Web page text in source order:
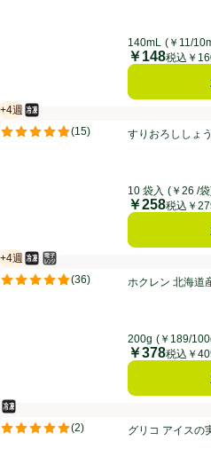
140mL (￥11/
価格
￥148税込￥
すりおろししょうが【冷凍】 5g x 10
+4週
賞味・消費期限保証：4週間
冷凍食品
(15)
評価は15件のレビューで5点中4.8点。
すりおろししょ
10 袋入 (￥26 /
価格
￥258税込￥
ホクレン 北海道産えだまめ 味風香【
+4週
賞味・消費期限保証：4週間
冷凍食品
電子レンジ使用可
(36)
評価は36件のレビューで5点中4.8点
ホクレン 北海道
200g (￥189/
価格
￥378税込￥
グリコ アイスの実 とろけるカフェオ
冷凍食品
(2)
評価は2件のレビューで5点中5.0点。
グリコ アイスの